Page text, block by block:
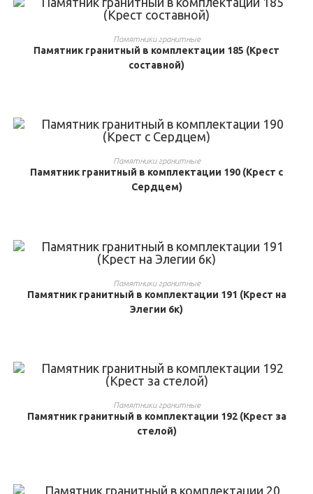
Памятники гранитные
Памятник гранитный в комплектации 185 (Крест
составной)
Памятники гранитные
Памятник гранитный в комплектации 190 (Крест с
Сердцем)
Памятники гранитные
Памятник гранитный в комплектации 191 (Крест на
Элегии 6к)
Памятники гранитные
Памятник гранитный в комплектации 192 (Крест за
стелой)